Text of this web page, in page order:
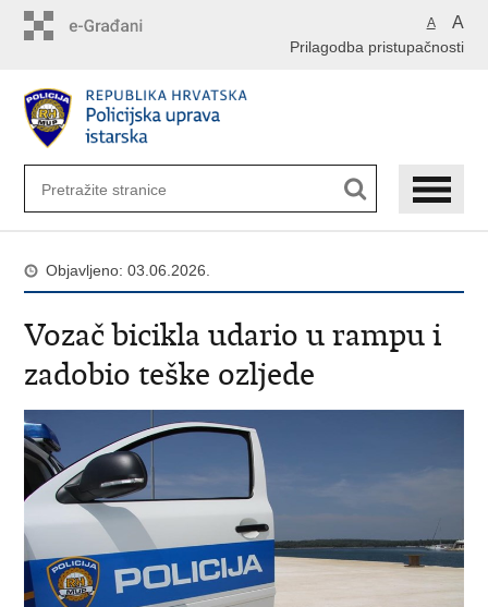
A A
Prilagodba pristupačnosti
Objavljeno: 03.06.2026.
Vozač bicikla udario u rampu i
zadobio teške ozljede